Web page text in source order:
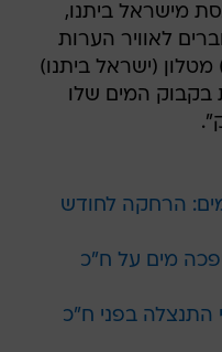
מישראל ביתנו,
לאוויר הערות
(ישראל ביתנו)
המים שלו
הרחקה לחודש
מים על ח"כ
התנצלה בפני ח"כ